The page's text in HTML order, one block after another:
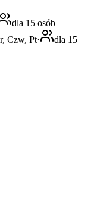
dla 15 osób
Czw, Pt·
dla 15